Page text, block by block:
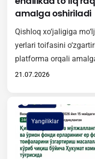
amalga oshiriladi
Qishloq xo‘jaligiga
yerlari toifasini
platforma orqali
amaliyotga samarali
bilan tasdiqlangan
yuzasidan batafsil
2026-yil 1-iyuldan
mo‘ljallangan va
21.07.2026
Yangiliklar